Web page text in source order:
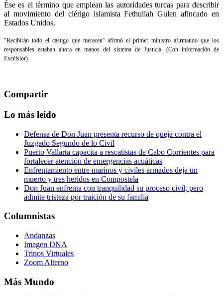
Ése es el término que emplean las autoridades turcas para describir
al movimiento del clérigo islamista Fethullah Gulen afincado en
Estados Unidos.
"Recibirán todo el castigo que merecen'' afirmó el primer ministro afirmando que los
responsables estaban ahora en manos del sistema de Justicia. (Con información de
Excélsior)
Compartir
Lo más leído
Defensa de Don Juan presenta recurso de queja contra el
Juzgado Segundo de lo Civil
Puerto Vallarta capacita a rescatistas de Cabo Corrientes para
fortalecer atención de emergencias acuáticas
Enfrentamiento entre marinos y civiles armados deja un
muerto y tres heridos en Compostela
Don Juan enfrenta con tranquilidad su proceso civil, pero
admite tristeza por traición de su familia
Columnistas
Andanzas
Imagen DNA
Trinos Virtuales
Zoom Alterno
Más Mundo